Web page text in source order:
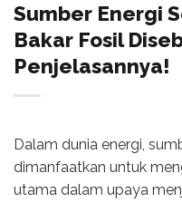
Sumber Energi
Bakar Fosil
Penjelasannya!
Dalam dunia energi,
dimanfaatkan untuk
utama dalam upaya